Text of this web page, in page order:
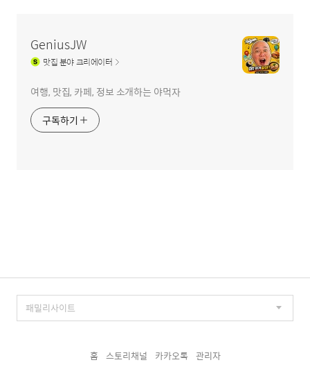
GeniusJW
맛집분야 크리에이터
여행, 맛집, 카페, 정보 소개하는 야먹자
구독하기
홈 스토리채널 카카오톡 관리자